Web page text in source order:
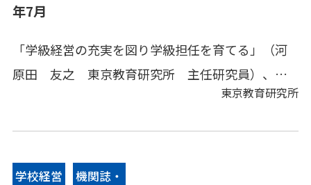
年7月
「学級経営の充実を図り学級担任を育てる」（河
原田 友之 東京教育研究所 主任研究員）、文
部科学省情報、地方教育行政、その他の教育情
東京教育研究所
学校経営
機関誌・